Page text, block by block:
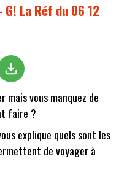
La Réf du 06 12
vous manquez de
faire ?
explique quels sont les
de voyager à